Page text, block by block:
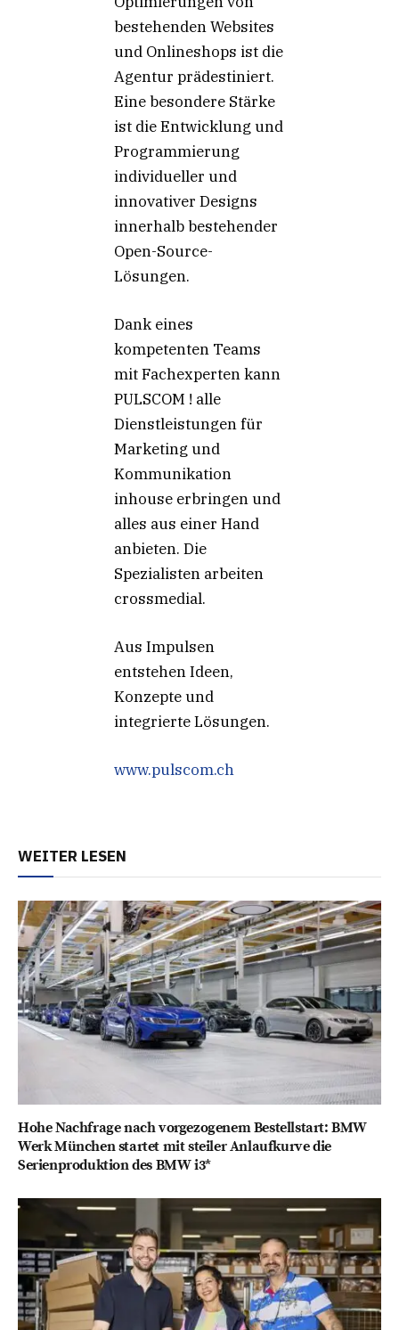
bestehenden Websites
und Onlineshops ist die
Agentur prädestiniert.
Eine besondere Stärke
ist die Entwicklung und
Programmierung
individueller und
innovativer Designs
innerhalb bestehender
Open-Source-
Lösungen.
Dank eines
kompetenten Teams
mit Fachexperten kann
PULSCOM ! alle
Dienstleistungen für
Marketing und
Kommunikation
inhouse erbringen und
alles aus einer Hand
anbieten. Die
Spezialisten arbeiten
crossmedial.
Aus Impulsen
entstehen Ideen,
Konzepte und
integrierte Lösungen.
www.pulscom.ch
WEITER LESEN
Hohe Nachfrage nach vorgezogenem Bestellstart: BMW
Werk München startet mit steiler Anlaufkurve die
Serienproduktion des BMW i3*